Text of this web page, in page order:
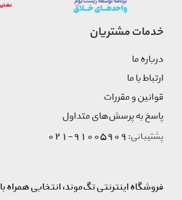
خدمات مشتریان
درباره ما
ارتباط با ما
قوانین و مقررات
پاسخ به پرسش‌های متداول
پشتیبانی:91005909-021
فروشگاه اینترنتی تگ‌موند، انتخابی همراه